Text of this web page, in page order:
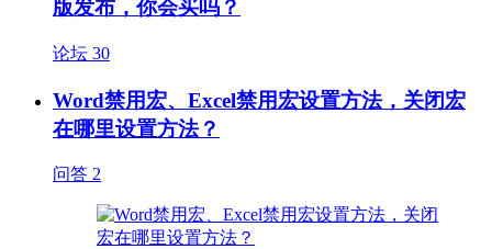
版发布，你会买吗？
论坛 30
Word禁用宏、Excel禁用宏设置方法，关闭宏
在哪里设置方法？
问答 2